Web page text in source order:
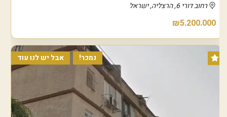
רחוב דורי 6, הרצליה, ישראל
₪5.200.000
אבל יש לנו עוד נמכר!